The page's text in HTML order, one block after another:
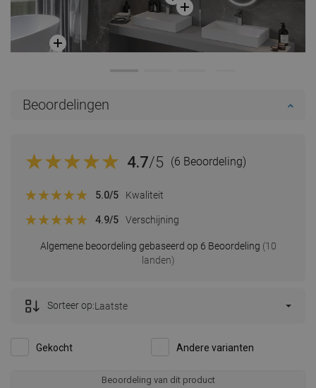
Beoordelingen
4.7/5 (6 Beoordeling)
Algemene beoordeling gebaseerd op 6 Beoordeling (10
landen)
5.0/5 Kwaliteit
4.9/5 Verschijning
Gekocht Andere varianten
Sorteer op:Laatste
Beoordeling van dit product